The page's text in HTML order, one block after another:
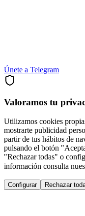
Únete a Telegram
Valoramos tu
Utilizamos cookies
mostrarte publicidad
partir de tus hábitos de
pulsando el botón
"Rechazar todas" o
información consulta
Configurar Rechazar